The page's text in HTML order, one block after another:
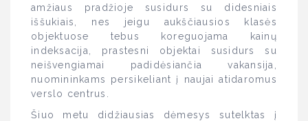
amžiaus pradžioje susidurs su didesniais
iššukiais, nes jeigu aukščiausios klasės
objektuose tebus koreguojama kainų
indeksacija, prastesni objektai susidurs su
neišvengiamai padidėsiančia vakansija,
nuomininkams persikeliant į naujai atidaromus
verslo centrus.
Šiuo metu didžiausias dėmesys sutelktas į